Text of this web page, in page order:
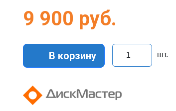
9 900 руб.
В корзину шт.